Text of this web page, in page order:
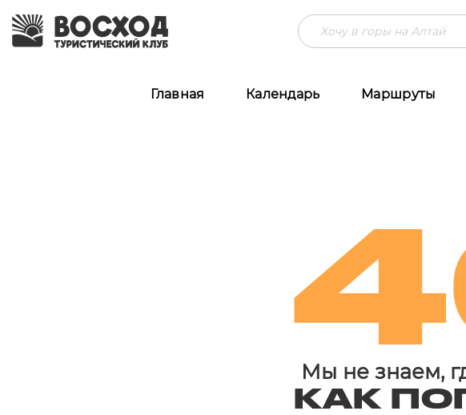
Главная Календарь Маршруты
Мы не знаем,
КАК